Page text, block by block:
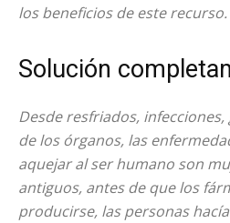
los beneficios de este recurso.
Solución
Desde resfriados,
de los órganos, las
aquejar al ser humano son
antiguos, antes de que los
producirse, las personas